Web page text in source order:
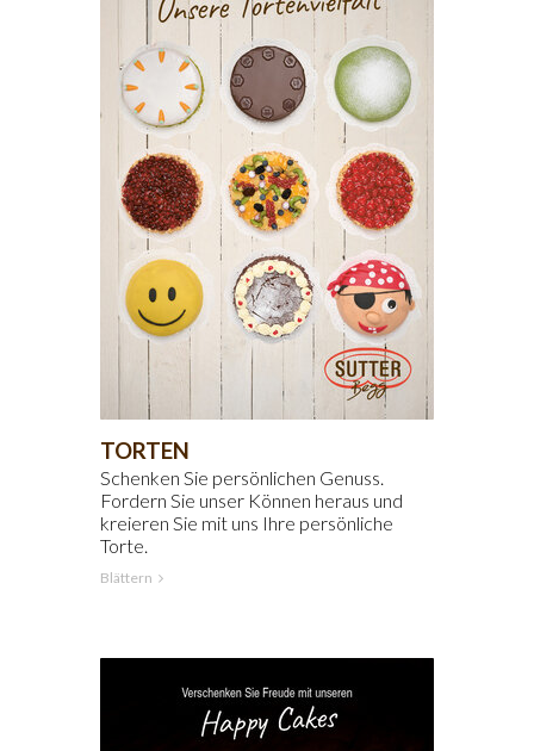
TORTEN
Schenken Sie persönlichen Genuss.
Fordern Sie unser Können heraus und
kreieren Sie mit uns Ihre persönliche
Torte.
Blättern